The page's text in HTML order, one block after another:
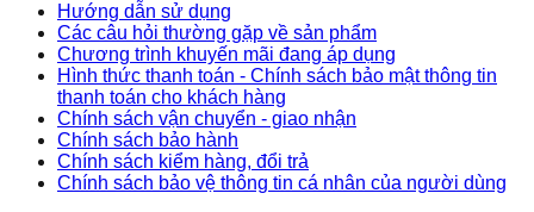
Hướng dẫn sử dụng
Các câu hỏi thường gặp về sản phẩm
Chương trình khuyến mãi đang áp dụng
Hình thức thanh toán - Chính sách bảo mật thông tin
thanh toán cho khách hàng
Chính sách vận chuyển - giao nhận
Chính sách bảo hành
Chính sách kiểm hàng, đổi trả
Chính sách bảo vệ thông tin cá nhân của người dùng